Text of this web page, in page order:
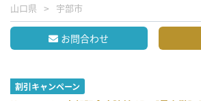
山口県 宇部市
お問合わせ
割引キャンペーン